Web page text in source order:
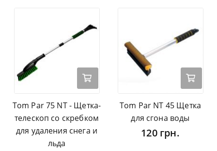
Tom Par 75 NT - Щетка-
телескоп со скребком
для удаления снега и
льда
Tom Par NT 45 Щетка
для сгона воды
120 грн.